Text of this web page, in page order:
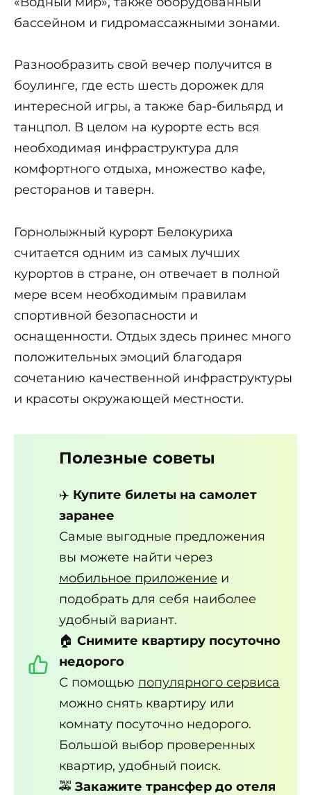
бассейном и гидромассажными зонами.
Разнообразить свой вечер получится в
боулинге, где есть шесть дорожек для
интересной игры, а также бар-бильярд и
танцпол. В целом на курорте есть вся
необходимая инфраструктура для
комфортного отдыха, множество кафе,
ресторанов и таверн.
Горнолыжный курорт Белокуриха
считается одним из самых лучших
курортов в стране, он отвечает в полной
мере всем необходимым правилам
спортивной безопасности и
оснащенности. Отдых здесь принес много
положительных эмоций благодаря
сочетанию качественной инфраструктуры
и красоты окружающей местности.
Полезные советы
✈️ Купите билеты на самолет
заранее
Самые выгодные предложения
вы можете найти через
мобильное приложение и
подобрать для себя наиболее
удобный вариант.
🏠 Снимите квартиру посуточно
недорого
С помощью популярного сервиса
можно снять квартиру или
комнату посуточно недорого.
Большой выбор проверенных
квартир, удобный поиск.
🚕 Закажите трансфер до отеля